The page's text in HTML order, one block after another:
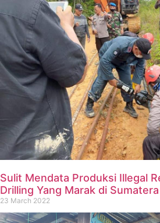
Sulit Mendata Produksi Illegal
Drilling Yang Marak di
23 March 2022